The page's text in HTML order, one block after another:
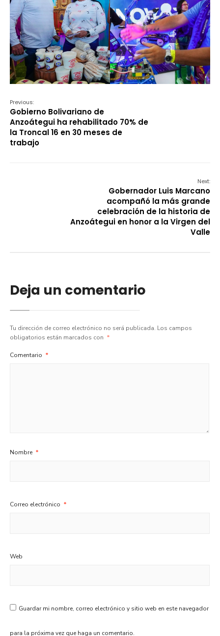
Previous:
Gobierno Bolivariano de
Anzoátegui ha rehabilitado 70% de
la Troncal 16 en 30 meses de
trabajo
Next:
Gobernador Luis Marcano
acompañó la más grande
celebración de la historia de
Anzoátegui en honor a la Virgen del
Valle
Deja un comentario
Tu dirección de correo electrónico no será publicada. Los campos
obligatorios están marcados con *
Comentario *
Nombre *
Correo electrónico *
Web
Guardar mi nombre, correo electrónico y sitio web en este navegador
para la próxima vez que haga un comentario.